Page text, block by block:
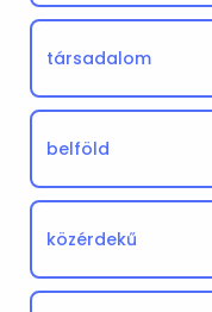
társadalom
belföld
közérdekű